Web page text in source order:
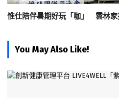
惟仕陪伴暑期好玩「咖」 雲林家
You May Also Like!